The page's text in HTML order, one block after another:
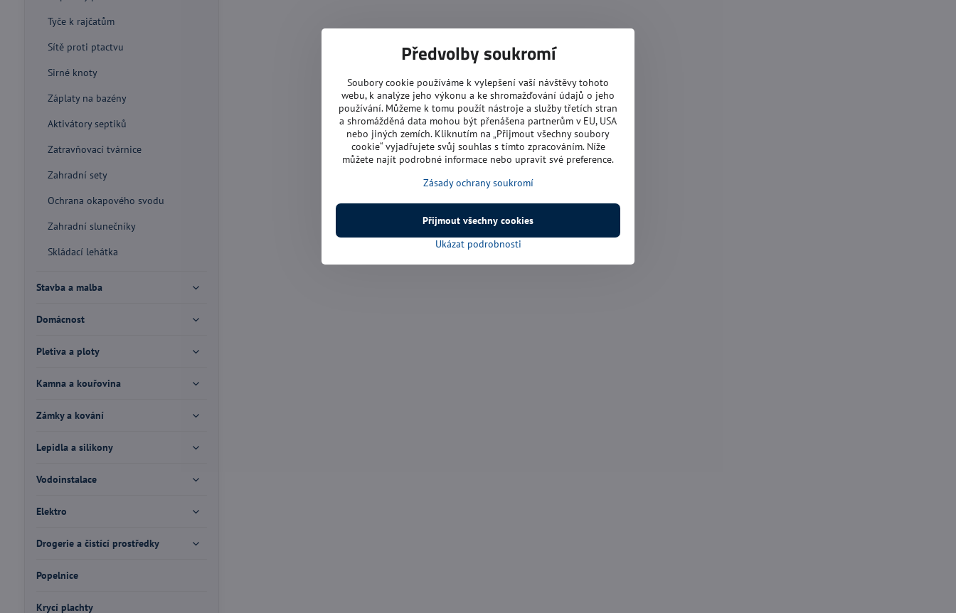
Tyče k rajčatům
Sítě proti ptactvu
Sirné knoty
Záplaty na bazény
Aktivátory septiků
Zatravňovací tvárnice
Zahradní sety
Ochrana okapového svodu
Zahradní slunečníky
Skládací lehátka
Stavba a malba
Domácnost
Pletiva a ploty
Kamna a kouřovina
Zámky a kování
Lepidla a silikony
Vodoinstalace
Elektro
Drogerie a čistící prostředky
Popelnice
Krycí plachty
Předvolby soukromí
Soubory cookie používáme k vylepšení vaší návštěvy tohoto
webu, k analýze jeho výkonu a ke shromažďování údajů o jeho
používání. Můžeme k tomu použít nástroje a služby třetích stran
a shromážděná data mohou být přenášena partnerům v EU, USA
nebo jiných zemích. Kliknutím na „Přijmout všechny soubory
cookie“ vyjadřujete svůj souhlas s tímto zpracováním. Níže
můžete najít podrobné informace nebo upravit své preference.
Zásady ochrany soukromí
Ukázat podrobnosti
Přijmout všechny cookies